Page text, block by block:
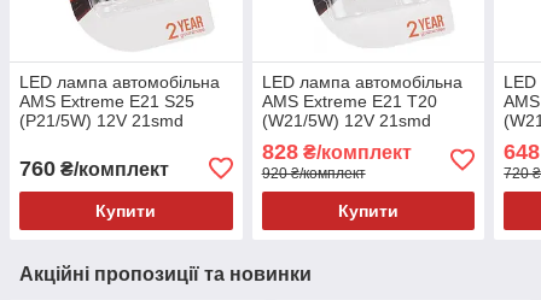
LED лампа автомобільна
AMS Extreme E21 S25
(P21/5W) 12V 21smd
760 ₴/комплект
Купити
LED лампа автомобільна
AMS Extreme E21 T20
(W21/5W) 12V 21smd
828₴/комплект
920 ₴/комплект
Купити
LED
648
720
Акційні пропозиції та новинки